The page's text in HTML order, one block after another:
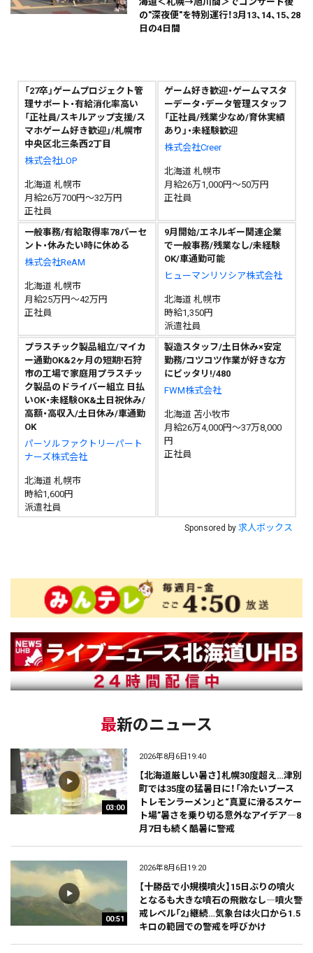
の"深夜便"を特別運行！3月13、14、15、28
日の4日間
「27卒」ゲームプロジェクト管
理サポート・有給消化率高い
「正社員/スキルアップ支援/ス
マホゲーム好き歓迎」/札幌市
中央区北三条西2丁目
株式会社LOP
北海道 札幌市
月給26万700円～32万円
正社員
ゲーム好き歓迎・ゲームマスタ
ーデータ・データ管理スタッフ
「正社員/残業少なめ/育休実績
あり」・未経験歓迎
株式会社Creer
北海道 札幌市
月給26万1,000円～50万円
正社員
一般事務/有給取得率78パーセ
ント・休みたい時に休める
株式会社ReAM
北海道 札幌市
月給25万円～42万円
正社員
9月開始/エネルギー関連企業
で一般事務/残業なし/未経験
OK/車通勤可能
ヒューマンリソシア株式会社
北海道 札幌市
時給1,350円
派遣社員
プラスチック製品組立/マイカ
ー通勤OK&2ヶ月の短期!石狩
市の工場で家庭用プラスチッ
ク製品のドライバー組立 日払
いOK・未経験OK&土日祝休み/
高額・高収入/土日休み/車通勤
OK
パーソルファクトリーパート
ナーズ株式会社
北海道 札幌市
時給1,600円
派遣社員
製造スタッフ/土日休み×安定
勤務/コツコツ作業が好きな方
にピッタリ!/480
FWM株式会社
北海道 苫小牧市
月給26万4,000円～37万8,000
円
正社員
Sponsored by 求人ボックス
最新のニュース
03:00
2026年8月6日19:40
【北海道厳しい暑さ】札幌30度超え…津別
町では35度の猛暑日に！「冷たいブース
トレモンラーメン」と“真夏に滑るスケー
ト場”暑さを乗り切る意外なアイデア―8
月7日も続く酷暑に警戒
00:51
2026年8月6日19:20
【十勝岳で小規模噴火】15日ぶりの噴火
となるも大きな噴石の飛散なし―噴火警
戒レベル「2」継続…気象台は火口から1.5
キロの範囲での警戒を呼びかけ